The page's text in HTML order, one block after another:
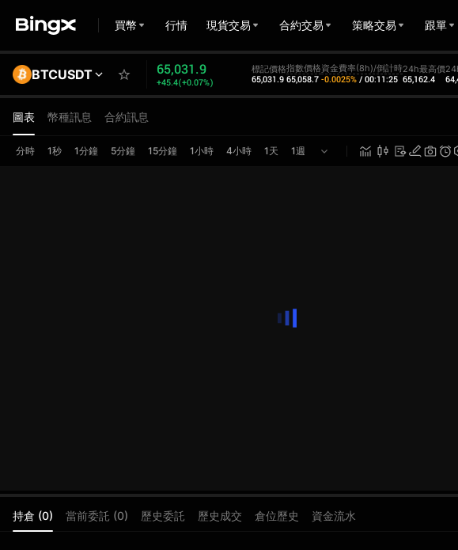
買幣 行情 現貨交易 合約交易 策略交易 跟單
BTCUSDT 65,031.9
+45.4(+0.07%)
標記價格
65,031.9
指數價格
65,058.7
資金費率(8h)/倒計時
-0.0025% / 00:11:25
24h最高價
65,162.4
圖表 幣種訊息 合約訊息
分時 1秒 1分鐘 5分鐘 15分鐘 1小時 4小時 1天 1週
持倉 (0) 當前委託 (0) 歷史委託 歷史成交 倉位歷史 資金流水